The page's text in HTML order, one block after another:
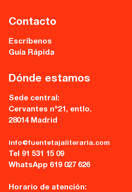
Contacto
Escríbenos
Guía Rápida
Dónde estamos
Sede central:
Cervantes nº21, entlo.
28014 Madrid
info@fuentetajaliteraria.com
Tel 91 531 15 09
WhatsApp 619 027 626
Horario de atención: